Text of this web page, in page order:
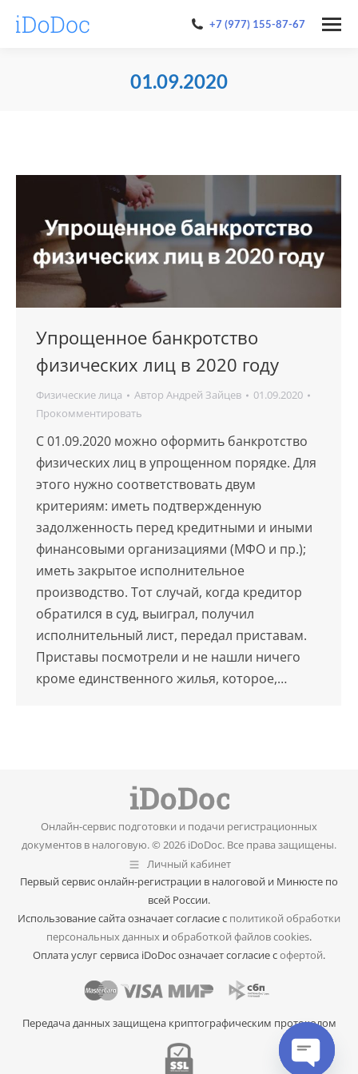
+7 (977) 155-87-67
01.09.2020
Упрощенное банкротство
физических лиц в 2020 году
Физические лица Автор Андрей Зайцев
01.09.2020
Прокомментировать
C 01.09.2020 можно оформить банкротство
физических лиц в упрощенном порядке. Для
этого нужно соответствовать двум
критериям: иметь подтвержденную
задолженность перед кредитными и иными
финансовыми организациями (МФО и пр.);
иметь закрытое исполнительное
производство. Тот случай, когда кредитор
обратился в суд, выиграл, получил
исполнительный лист, передал приставам.
Приставы посмотрели и не нашли ничего
кроме единственного жилья, которое,…
Онлайн-сервис подготовки и подачи регистрационных
документов в налоговую. © 2026 iDoDoc. Все права защищены.
Личный кабинет
Первый сервис онлайн-регистрации в налоговой и Минюсте по
всей России.
Использование сайта означает согласие с политикой обработки
персональных данных иобработкой файлов cookies.
Оплата услуг сервиса iDoDoc означает согласие софертой.
Передача данных защищена криптографическим протоколом